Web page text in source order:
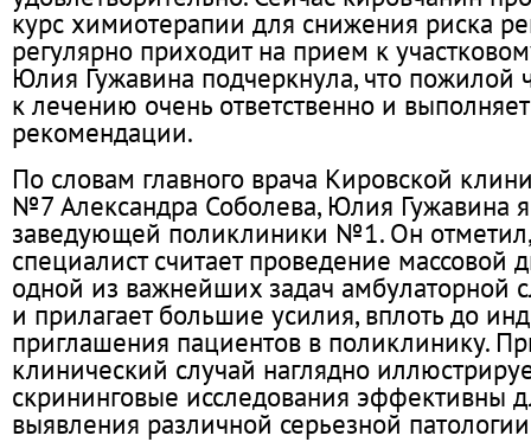
курс химиотерапии для снижения риска
регулярно приходит на прием к
Юлия Гужавина подчеркнула, что пожилой
к лечению очень ответственно и
рекомендации.
По словам главного врача Кировской
№7 Александра Соболева, Юлия Гужавина
заведующей поликлиники №1. Он
специалист считает проведение массовой
одной из важнейших задач амбулаторной
и прилагает большие усилия, вплоть до
приглашения пациентов в поликлинику.
клинический случай наглядно
скрининговые исследования эффективны
выявления различной серьезной